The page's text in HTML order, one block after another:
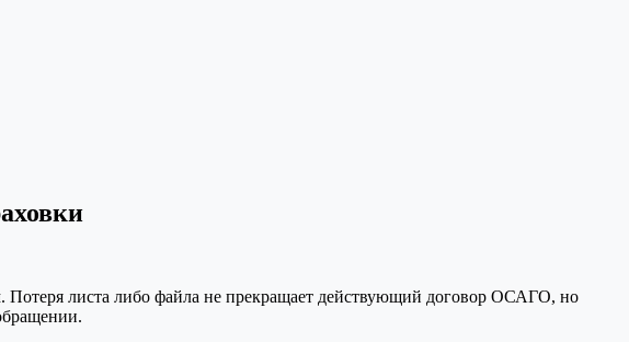
Потеря листа либо файла не прекращает действующий договор ОСАГО, но